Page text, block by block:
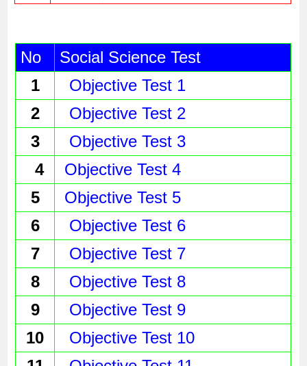
No
Social Science Test
1
Objective Test 1
2
Objective Test 2
3
Objective Test 3
4
Objective Test 4
5
Objective Test 5
6
Objective Test 6
7
Objective Test 7
8
Objective Test 8
9
Objective Test 9
10
Objective Test 10